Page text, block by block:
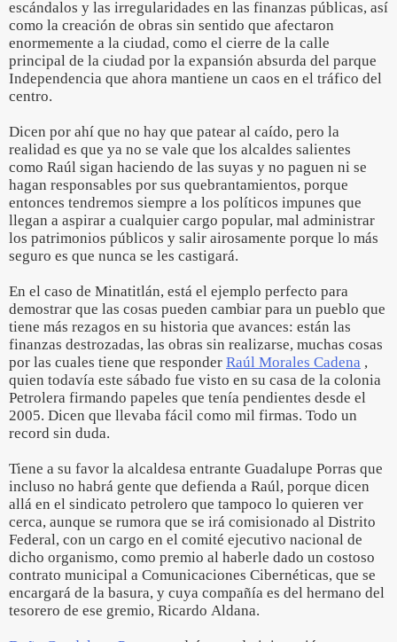
escándalos y las irregularidades en las finanzas públicas, así
como la creación de obras sin sentido que afectaron
enormemente a la ciudad, como el cierre de la calle
principal de la ciudad por la expansión absurda del parque
Independencia que ahora mantiene un caos en el tráfico del
centro.
Dicen por ahí que no hay que patear al caído, pero la
realidad es que ya no se vale que los alcaldes salientes
como Raúl sigan haciendo de las suyas y no paguen ni se
hagan responsables por sus quebrantamientos, porque
entonces tendremos siempre a los políticos impunes que
llegan a aspirar a cualquier cargo popular, mal administrar
los patrimonios públicos y salir airosamente porque lo más
seguro es que nunca se les castigará.
En el caso de Minatitlán, está el ejemplo perfecto para
demostrar que las cosas pueden cambiar para un pueblo que
tiene más rezagos en su historia que avances: están las
finanzas destrozadas, las obras sin realizarse, muchas cosas
por las cuales tiene que responder Raúl Morales Cadena ,
quien todavía este sábado fue visto en su casa de la colonia
Petrolera firmando papeles que tenía pendientes desde el
2005. Dicen que llevaba fácil como mil firmas. Todo un
record sin duda.
Tiene a su favor la alcaldesa entrante Guadalupe Porras que
incluso no habrá gente que defienda a Raúl, porque dicen
allá en el sindicato petrolero que tampoco lo quieren ver
cerca, aunque se rumora que se irá comisionado al Distrito
Federal, con un cargo en el comité ejecutivo nacional de
dicho organismo, como premio al haberle dado un costoso
contrato municipal a Comunicaciones Cibernéticas, que se
encargará de la basura, y cuya compañía es del hermano del
tesorero de ese gremio, Ricardo Aldana.